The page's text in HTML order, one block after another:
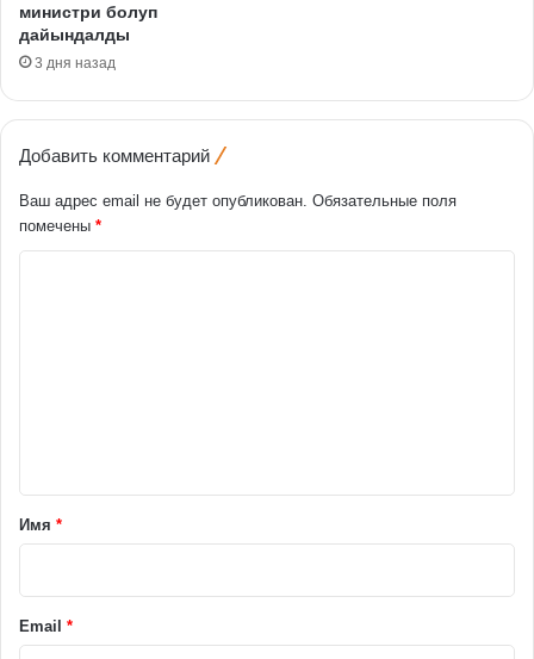
министри болуп
дайындалды
3 дня назад
Добавить комментарий
Ваш адрес email не будет опубликован. Обязательные поля
помечены *
а
й
Имя *
Email *